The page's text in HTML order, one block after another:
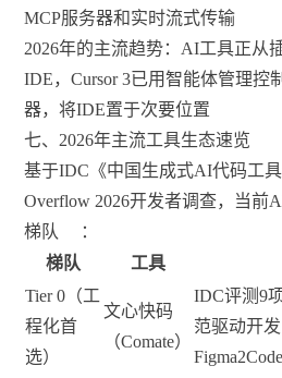
MCP服务器和实时流式传输
2026年的主流趋势：AI工具正从
IDE，Cursor 3已用智能体管理控
器，将IDE置于次要位置
七、2026年主流工具生态速览
基于IDC《中国生成式AI代码工具
Overflow 2026开发者调查，当前
梯队
：
梯队
工具
Tier 0（工
程化首
选）
文心快码
（Comate）
IDC评测9
范驱动开
Figma2Code